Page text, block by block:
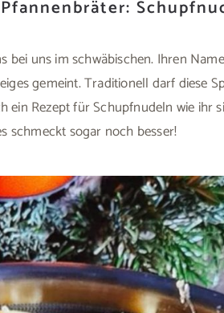
uns im schwäbischen. Ihren
gemeint. Traditionell darf diese
Rezept für Schupfnudeln wie ihr
schmeckt sogar noch besser!